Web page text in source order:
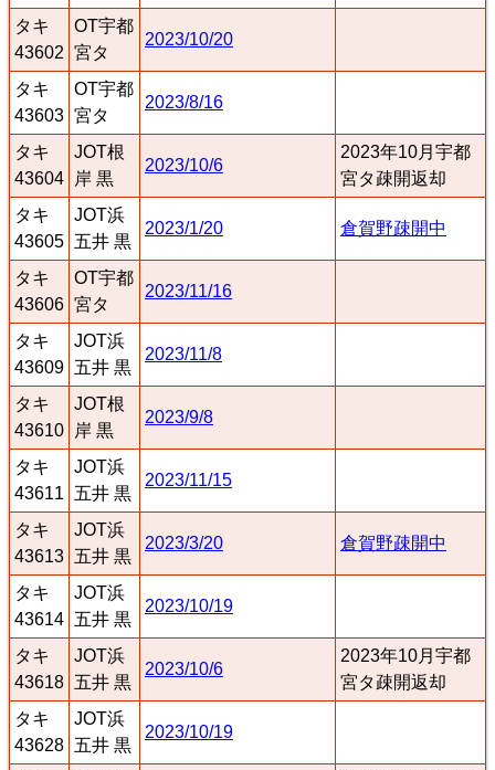
タキ
43602
OT宇都
宮タ
2023/10/20
タキ
43603
OT宇都
宮タ
2023/8/16
タキ
43604
JOT根
岸 黒
2023/10/6
2023年10月宇都
宮タ疎開返却
タキ
43605
JOT浜
五井 黒
2023/1/20 倉賀野疎開中
タキ
43606
OT宇都
宮タ
2023/11/16
タキ
43609
JOT浜
五井 黒
2023/11/8
タキ
43610
JOT根
岸 黒
2023/9/8
タキ
43611
JOT浜
五井 黒
2023/11/15
タキ
43613
JOT浜
五井 黒
2023/3/20 倉賀野疎開中
タキ
43614
JOT浜
五井 黒
2023/10/19
タキ
43618
JOT浜
五井 黒
2023/10/6
2023年10月宇都
宮タ疎開返却
タキ
43628
JOT浜
五井 黒
2023/10/19